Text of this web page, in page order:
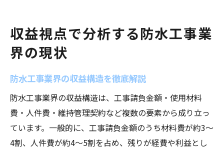
収益視点で分析する防水工事業
界の現状
防水工事業界の収益構造を徹底解説
防水工事業界の収益構造は、工事請負金額・使用材料
費・人件費・維持管理契約など複数の要素から成り立っ
ています。一般的に、工事請負金額のうち材料費が約3～
4割、人件費が約4～5割を占め、残りが経費や利益とし